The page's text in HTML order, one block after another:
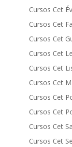
Cursos Cet
Cursos Cet
Cursos Cet
Cursos Cet
Cursos Cet
Cursos Cet
Cursos Cet
Cursos Cet
Cursos Cet
Cursos Cet